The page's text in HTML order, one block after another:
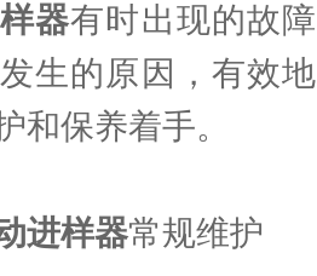
器有时出现的故
生的原因，有效
和保养着手。
进样器常规维护